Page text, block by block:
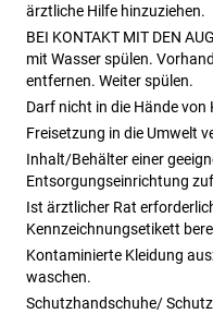
ärztliche Hilfe hinzuziehen.
BEI KONTAKT MIT DEN
mit Wasser spülen.
entfernen. Weiter spülen.
Darf nicht in die Hände von
Freisetzung in die Umwelt
Inhalt/Behälter einer
Entsorgungseinrichtung
Ist ärztlicher Rat
Kennzeichnungsetikett
Kontaminierte Kleidung
waschen.
Schutzhandschuhe/